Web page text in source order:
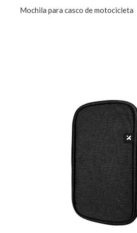
Mochila para casco de motocicleta